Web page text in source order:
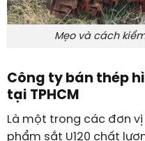
Mẹo và cách
Công ty bán thép
tại TPHCM
Là một trong các đơn
phẩm sắt U120 chất